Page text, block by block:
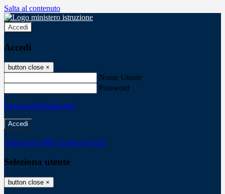
Salta al contenuto
Accedi
Accedi
button close ×
Nome Utente
Password
Password dimenticata?
-
Entra con SPID Entra con CIE
Seleziona utente
button close ×